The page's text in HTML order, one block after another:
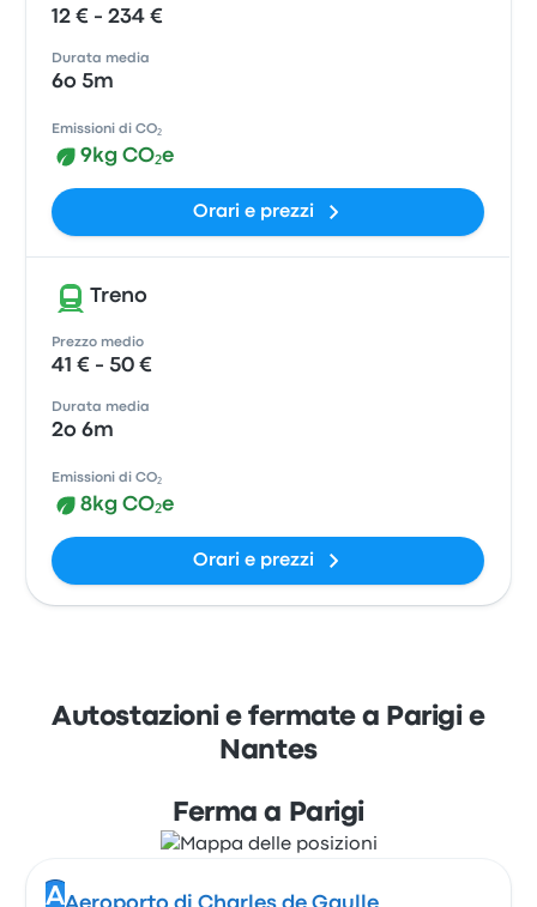
12 € - 234 €
Durata media
6o 5m
Emissioni di CO₂
9kg CO₂e
Orari e prezzi
Treno
Prezzo medio
41 € - 50 €
Durata media
2o 6m
Emissioni di CO₂
8kg CO₂e
Orari e prezzi
Autostazioni e fermate a Parigi e
Nantes
Ferma a Parigi
A